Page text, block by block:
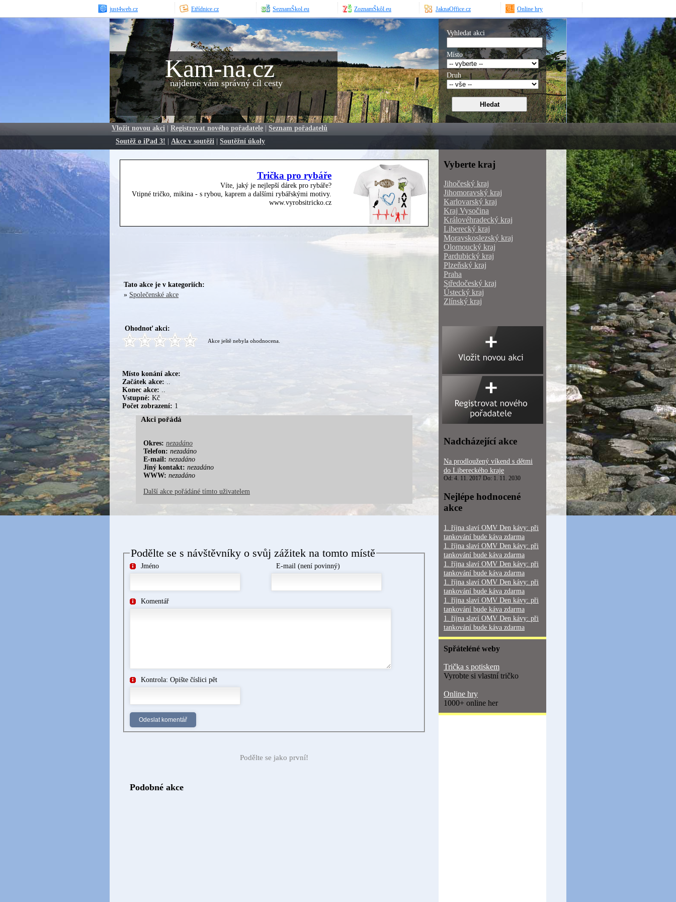
just4web.cz Etřídnice.cz SeznamŠkol.eu ZoznamŠkôl.eu JaknaOffice.cz Online hry
Kam-na.cz
najdeme vám správný cíl cesty
Vyhledat akci
Místo
Druh
Vložit novou akci | Registrovat nového pořadatele | Seznam pořadatelů
Soutěž o iPad 3! | Akce v soutěži | Soutěžní úkoly
Trička pro rybáře
Víte, jaký je nejlepší dárek pro rybáře?
Vtipné tričko, mikina - s rybou, kaprem a dalšími rybářskými motivy.
www.vyrobsitricko.cz
Tato akce je v kategoriích:
» Společenské akce
Ohodnoť akci:
Akce ještě nebyla ohodnocena.
Místo konání akce:
Začátek akce:
Konec akce:
Vstupné: Kč
Počet zobrazení: 1
Akci pořádá
Okres: nezadáno
Telefon: nezadáno
E-mail: nezadáno
Jiný kontakt: nezadáno
WWW: nezadáno
Další akce pořádáné tímto uživatelem
Podělte se s návštěvníky o svůj zážitek na tomto místě
Jméno E-mail (není povinný)
Komentář
Kontrola: Opište číslici pět
Podělte se jako první!
Podobné akce
Vyberte kraj
Jihočeský kraj
Jihomoravský kraj
Karlovarský kraj
Kraj Vysočina
Královéhradecký kraj
Liberecký kraj
Moravskoslezský kraj
Olomoucký kraj
Pardubický kraj
Plzeňský kraj
Praha
Středočeský kraj
Ústecký kraj
Zlínský kraj
Nadcházející akce
Na prodloužený víkend s dětmi
do Libereckého kraje
Od: 4. 11. 2017 Do: 1. 11. 2030
Nejlépe hodnocené
akce
1. října slaví OMV Den kávy: při
tankování bude káva zdarma
1. října slaví OMV Den kávy: při
tankování bude káva zdarma
1. října slaví OMV Den kávy: při
tankování bude káva zdarma
1. října slaví OMV Den kávy: při
tankování bude káva zdarma
1. října slaví OMV Den kávy: při
tankování bude káva zdarma
1. října slaví OMV Den kávy: při
tankování bude káva zdarma
Spřáteléné weby
Trička s potiskem
Vyrobte si vlastní tričko
Online hry
1000+ online her